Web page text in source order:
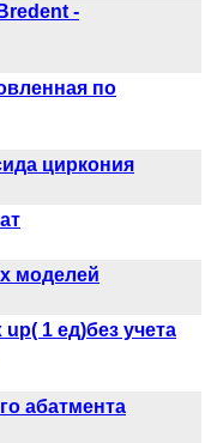
-
по
циркония
моделей
1 ед)без учета
абатмента